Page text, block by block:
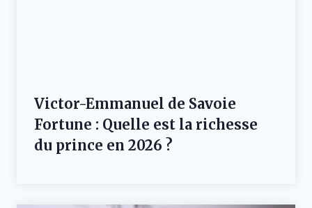
Victor-Emmanuel de Savoie
Fortune : Quelle est la richesse
du prince en 2026 ?